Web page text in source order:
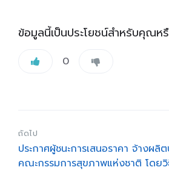
ข้อมูลนี้เป็นประโยชน์สำหรับคุณห
0
ถัดไป
ประกาศผู้ชนะการเสนอราคา จ้างผ
คณะกรรมการสุขภาพแห่งชาติ โดยวิธี